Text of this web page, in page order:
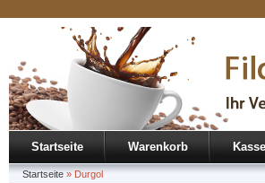
Startseite Warenkorb Kasse
Startseite » Durgol